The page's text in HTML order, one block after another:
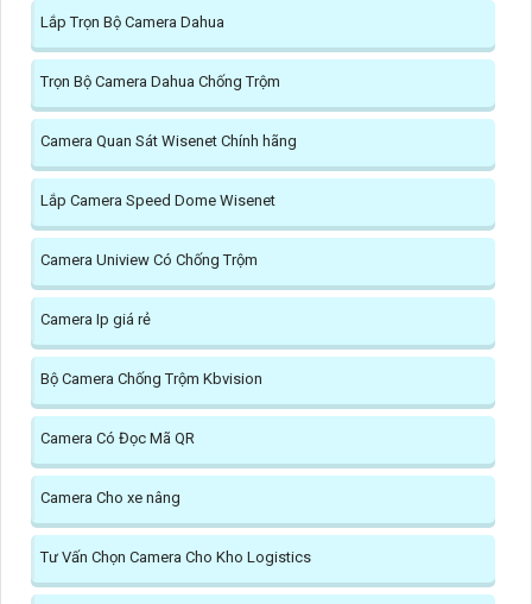
Lắp Trọn Bộ Camera Dahua
Trọn Bộ Camera Dahua Chống Trộm
Camera Quan Sát Wisenet Chính hãng
Lắp Camera Speed Dome Wisenet
Camera Uniview Có Chống Trộm
Camera Ip giá rẻ
Bộ Camera Chống Trộm Kbvision
Camera Có Đọc Mã QR
Camera Cho xe nâng
Tư Vấn Chọn Camera Cho Kho Logistics